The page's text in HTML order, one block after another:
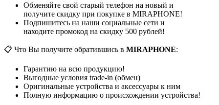
Обменяйте свой старый телефон на новый и
получите скидку при покупке в MIRAPHONE!
Подпишитесь на наши социальные сети и
находите промокод на скидку 500 рублей!
📋 Что Вы получите обратившись в MIRAPHONE:
Гарантию на всю продукцию!
Выгодные условия trade-in (обмен)
Оригинальные устройства и аксессуары к ним
Полную информацию о происхождении устройства!